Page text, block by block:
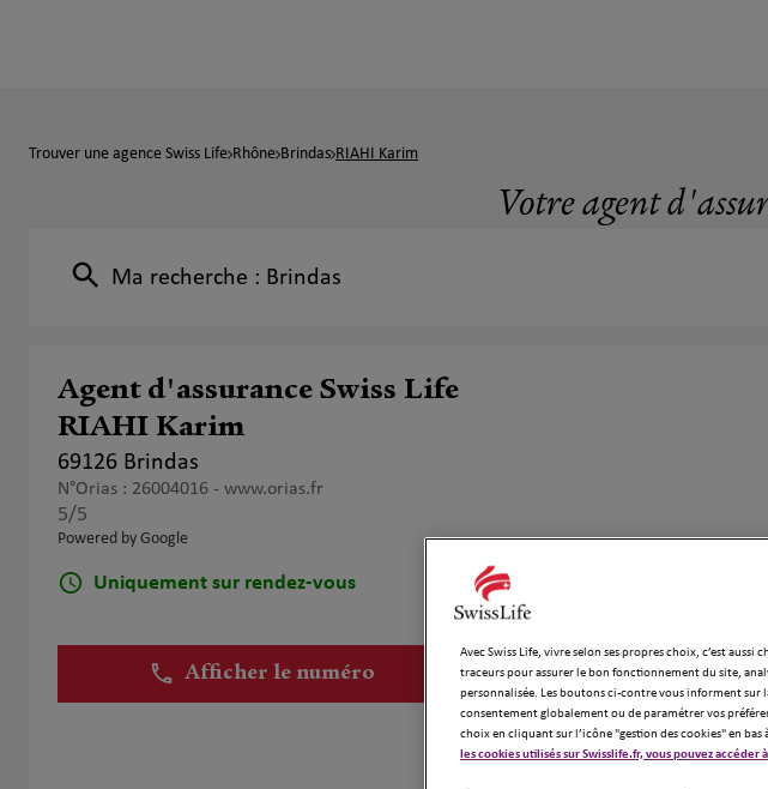
Trouver une agence Swiss Life Rhône Brindas RIAHI Karim
Votre agent
Ma recherche : Brindas
Agent d'assurance Swiss Life
RIAHI Karim
69126 Brindas
N°Orias : 26004016 - www.orias.fr
5/5
Powered by Google
Uniquement sur rendez-vous
Afficher le numéro Demander un devis
Avec Swiss Life, vivre selon ses propres choix, c’est
traceurs pour assurer le bon fonctionnement du site,
personnalisée. Les boutons ci-contre vous informent
consentement globalement ou de paramétrer vos
choix en cliquant sur l’icône "gestion des cookies" en bas
les cookies utilisés sur Swisslife.fr, vous pouvez accéder